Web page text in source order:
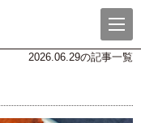
menu
2026.06.29の記事一覧